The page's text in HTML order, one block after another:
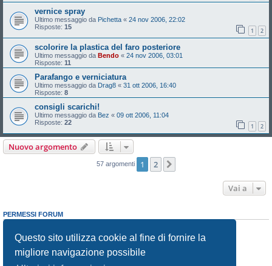
Questo sito utilizza cookie al fine di fornire la
migliore navigazione possibile
vernice spray
Ultimo messaggio da Pichetta « 24 nov 2006, 22:02
Risposte: 15 1 2
scolorire la plastica del faro posteriore
Ultimo messaggio da Bendo « 24 nov 2006, 03:01
Risposte: 11
Parafango e verniciatura
Ultimo messaggio da Drag8 « 31 ott 2006, 16:40
Risposte: 8
consigli scarichi!
Ultimo messaggio da Bez « 09 ott 2006, 11:04
Risposte: 22 1 2
Nuovo argomento
57 argomenti 1 2
Vai a
PERMESSI FORUM
Non puoi rispondere negli argomenti
Non puoimodificare i tuoi messaggi
Non puoi cancellare i tuoi messaggi
Non puoi
inviare allegati